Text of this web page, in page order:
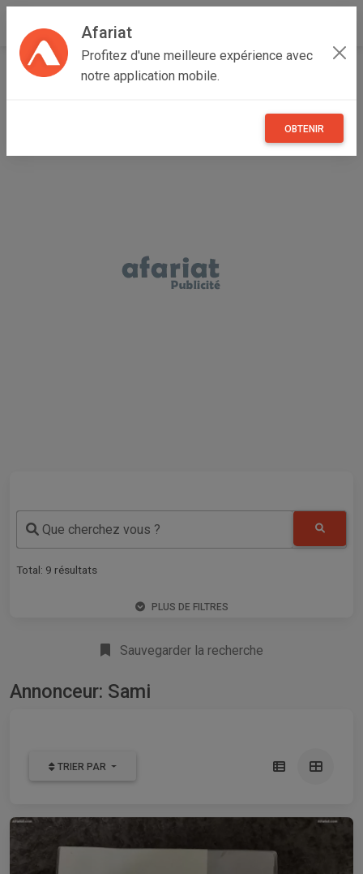
Afariat
Profitez d'une meilleure expérience avec
notre application mobile.
OBTENIR
Accueil Annonceur Sami
Que cherchez vous ?
Total: 9 résultats
PLUS DE FILTRES
Sauvegarder la recherche
Annonceur: Sami
TRIER PAR